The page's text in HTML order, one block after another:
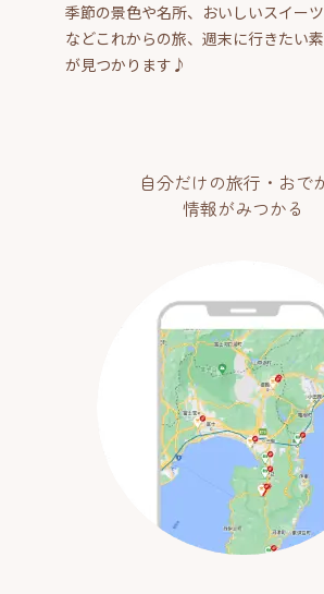
季節の景色や名所、おいしいスイー
などこれからの旅、週末に行きたい
が見つかります♪
自分だけの旅行・おで
情報がみつかる